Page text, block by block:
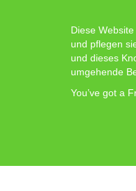
Diese
und pflegen
und dieses
umgehende
You’ve got a